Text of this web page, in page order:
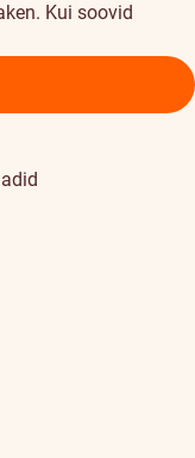
Kui soovid